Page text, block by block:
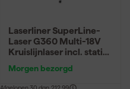
Laserliner SuperLine-
Laser G360 Multi-18V
Kruislijnlaser incl. statief
30m
Morgen bezorgd